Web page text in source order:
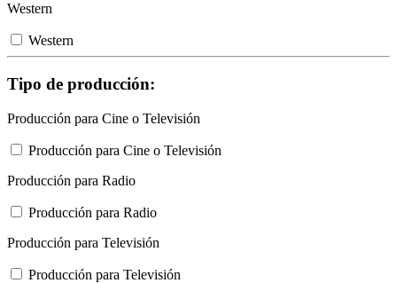
Western
Western
Tipo de producción:
Producción para Cine o Televisión
Producción para Cine o Televisión
Producción para Radio
Producción para Radio
Producción para Televisión
Producción para Televisión